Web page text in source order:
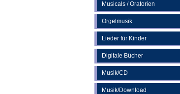
Musicals / Oratorien
Orgelmusik
Lieder für Kinder
Digitale Bücher
Musik/CD
Musik/Download